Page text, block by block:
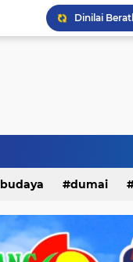
budaya dumai
kepri kesehatan
olahraga opini